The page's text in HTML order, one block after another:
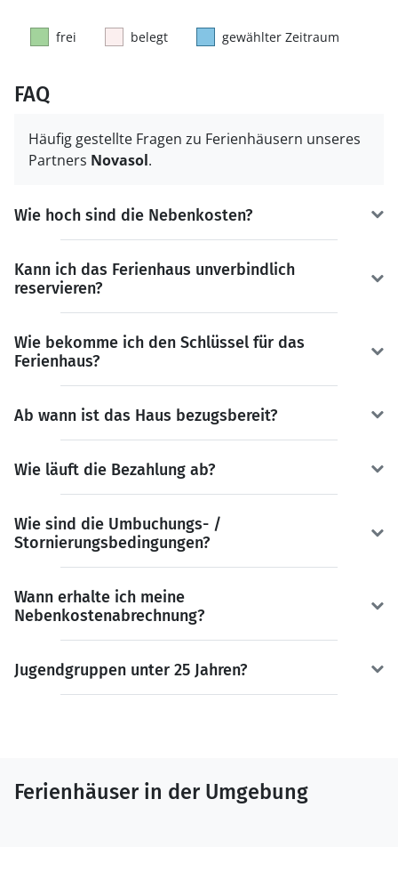
frei belegt gewählter Zeitraum
FAQ
Häufig gestellte Fragen zu Ferienhäusern unseres
Partners Novasol.
Wie hoch sind die Nebenkosten?
Kann ich das Ferienhaus unverbindlich
reservieren?
Wie bekomme ich den Schlüssel für das
Ferienhaus?
Ab wann ist das Haus bezugsbereit?
Wie läuft die Bezahlung ab?
Wie sind die Umbuchungs- /
Stornierungsbedingungen?
Wann erhalte ich meine
Nebenkostenabrechnung?
Jugendgruppen unter 25 Jahren?
Ferienhäuser in der Umgebung